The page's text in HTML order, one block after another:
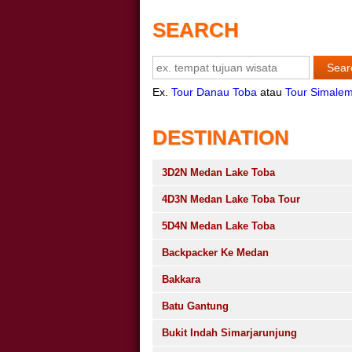
SEARCH
Ex. Tour Danau Toba atau Tour
DESTINATION
3D2N Medan Lake Toba
4D3N Medan Lake Toba Tour
5D4N Medan Lake Toba
Backpacker Ke Medan
Bakkara
Batu Gantung
Bukit Indah Simarjarunjung